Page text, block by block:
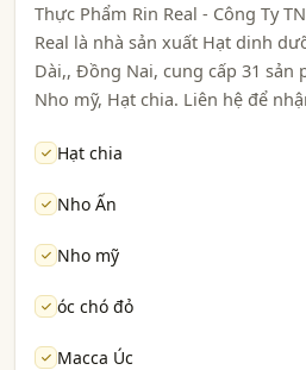
Thực Phẩm Rin Real - Công Ty
Real là nhà sản xuất Hạt dinh
Dài,, Đồng Nai, cung cấp 31 sản
Nho mỹ, Hạt chia. Liên hệ để
Hạt chia
Nho Ấn
Nho mỹ
óc chó đỏ
Macca Úc